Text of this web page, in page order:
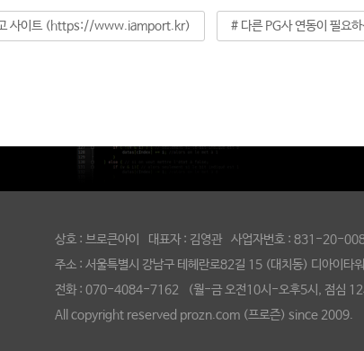
고 사이트 (https://www.iamport.kr) # 다른 PG사 연동이 필요
상호 : 브로큰아이 대표자 : 김영관 사업자번호 : 831-20-
주소 : 서울특별시 강남구 테헤란로82길 15 (대치동) 디아
전화 : 070-4084-7162 (월-금 오전10시-오후5시, 점심
All copyright reserved prozn.com (프로즌) since 2009.